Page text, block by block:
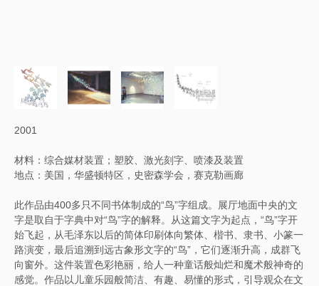
2001
材料：综合媒材装置；塑胶、激光刻字、喷漆及装置
地点：美国，华盛顿特区，史密森学会，赛克勒画廊
此作品由400多只不同书体制成的“鸟”字组成。展厅地面中央的文
字是取自于字典中对“鸟”字的解释。从这篇文字为起点，“鸟”字开
始飞起，从毛泽东以后的简体印刷体向繁体、楷书、隶书、小篆一
路演变，最后追溯到远古象形文字的“鸟”，它们逐渐升高，成群飞
向窗外。这件装置色彩艳丽，给人一种童话般灿烂和魔术般神奇的
感觉。作品以儿童乐园般简洁、有趣、易懂的形式，引导观众在文